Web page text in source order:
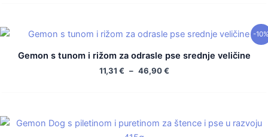
-
Gemon s tunom i rižom za odrasle pse srednje veličine
11,31 € – 46,90€